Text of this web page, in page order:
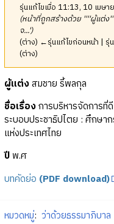
รุ่นแก้ไขเมื่อ 11:13, 10 เมษ
(หน้าที่ถูกสร้างด้วย ''''ผู้แต่ง
จ...')
(ต่าง) ←รุ่นแก้ไขก่อนหน้า | รุ่
(ต่าง)
ผู้แต่งสมชาย รี้พลกุล
ชื่อเรื่องการบริหารจัดการที่
ระบอบประชาธิปไตย : ศึกษ
แห่งประเทศไทย
ปีพ.ศ
บทคัดย่อ (PDF download)
หมวดหมู่: ว่าด้วยธรรมาภิบาล